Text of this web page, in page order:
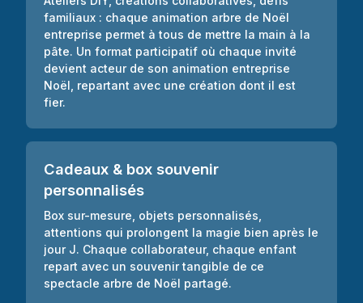
familiaux : chaque animation arbre de Noël
entreprise permet à tous de mettre la main à la
pâte. Un format participatif où chaque invité
devient acteur de son animation entreprise
Noël, repartant avec une création dont il est
fier.
Cadeaux & box souvenir
personnalisés
Box sur-mesure, objets personnalisés,
attentions qui prolongent la magie bien après le
jour J. Chaque collaborateur, chaque enfant
repart avec un souvenir tangible de ce
spectacle arbre de Noël partagé.